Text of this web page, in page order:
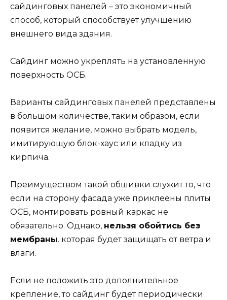
сайдинговых панелей – это экономичный
способ, который способствует улучшению
внешнего вида здания.
Сайдинг можно укреплять на установленную
поверхность ОСБ.
Варианты сайдинговых панелей представлены
в большом количестве, таким образом, если
появится желание, можно выбрать модель,
имитирующую блок-хаус или кладку из
кирпича.
Преимуществом такой обшивки служит то, что
если на сторону фасада уже приклеены плиты
ОСБ, монтировать ровный каркас не
обязательно. Однако, нельзя обойтись без
мембраны. которая будет защищать от ветра и
влаги.
Если не положить это дополнительное
крепление, то сайдинг будет периодически